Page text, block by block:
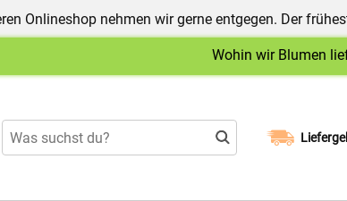
Onlineshop nehmen wir gerne entgegen. Der
Wohin wir Blumen
Wählen